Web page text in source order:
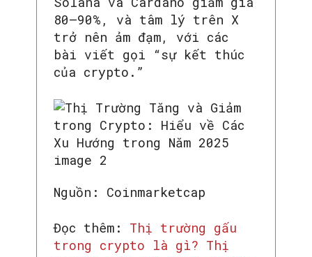
80–90%, và tâm lý trên X
trở nên ảm đạm, với các
bài viết gọi “sự kết thúc
của crypto.”
Nguồn: Coinmarketcap
Đọc thêm: Thị trường gấu
trong crypto là gì? Thị